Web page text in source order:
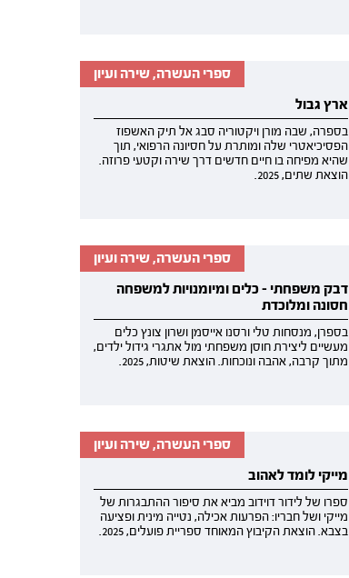
ספרי העשרה, שירה ועיון
ארץ גבול
בספרה, שבה מורן ויקטוריה סבג אל תיק האשפוז
הפסיכיאטרי שלה ומותרת על חסיונה הרפואי, תוך
שהיא מפיחה בו חיים חדשים דרך שירה וקטעי פרוזה.
הוצאת שתים, 2025.
ספרי העשרה, שירה ועיון
דבק משפחתי - כלים ומיומנויות למשפחה
חסונה ומלוכדת
בספרן, מנסחות טלי ורסנו אייסמן ושרון צונץ כלים
מעשיים ליצירת חוסן משפחתי מול אתגרי גידול ילדים,
מתוך קרבה, אהבה ונוכחות. הוצאת שיטות, 2025.
ספרי העשרה, שירה ועיון
מייקי לומד לאהוב
ספרו של לידור דוידוב מביא את סיפור ההתבגרות של
מייקי ושל חבריו: הפרעות אכילה, נטייה מינית ופציעה
בצבא. הוצאת הקיבוץ המאוחד ספריית פועלים, 2025.